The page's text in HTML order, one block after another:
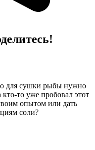
для сушки рыбы нужно
кто-то уже пробовал этот
опытом или дать
соли?